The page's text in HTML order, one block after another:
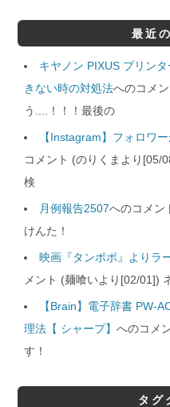
最近
キヤノン PIXUS プリン
きない時の対処法へのコメ
う....！！！最後の
【Instagram】フォロワ
コメント (のりくまより[05/
検
月例報告2507へのコメン
けんた！
映画『タンポポ』よりラ
メント (麺喰いより[02/01])
【Brain】電子辞書 PW-
理法【 シャープ】 へのコメ
す！
タグ